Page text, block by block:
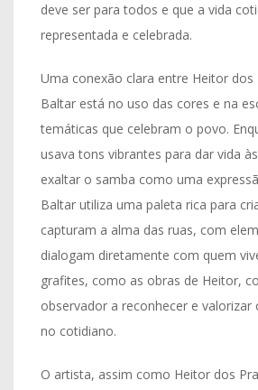
deve ser para todos e que a vida
representada e celebrada.
Uma conexão clara entre Heitor dos
Baltar está no uso das cores e na
temáticas que celebram o povo.
usava tons vibrantes para dar vida
exaltar o samba como uma
Baltar utiliza uma paleta rica para
capturam a alma das ruas, com
dialogam diretamente com quem
grafites, como as obras de Heitor,
observador a reconhecer e valorizar
no cotidiano.
O artista, assim como Heitor dos